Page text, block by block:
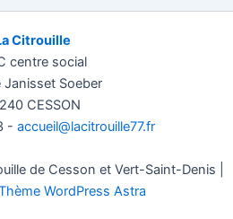
Citrouille
centre social
Janisset Soeber
CESSON
- accueil@lacitrouille77.fr
de Cesson et Vert-Saint-Denis |
WordPress Astra